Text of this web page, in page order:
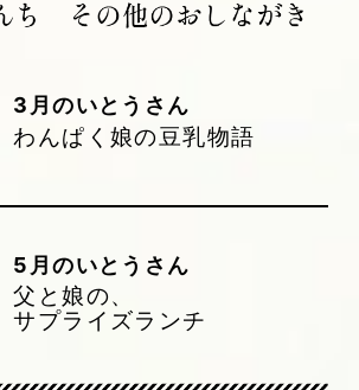
3 月のいとうさん
わんぱく娘の豆乳物語
5 月のいとうさん
父と娘の、
サプライズランチ